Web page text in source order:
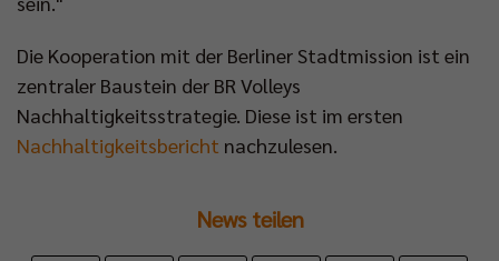
Die Kooperation mit der Berliner Stadtmission ist ein
zentraler Baustein der BR Volleys
Nachhaltigkeitsstrategie. Diese ist im ersten
Nachhaltigkeitsbericht nachzulesen.
News teilen